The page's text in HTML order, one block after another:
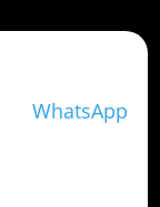
WhatsApp